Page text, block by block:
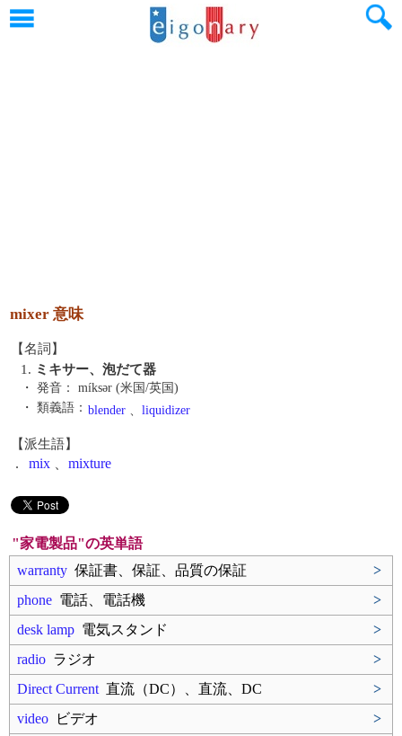
mixer 意味
【名詞】
1. ミキサー、泡だて器
・ 発音：
míksər (米国/英国)
・ 類義語： blender 、 liquidizer
【派生語】
. mix mixture
"家電製品"の英単語
warranty 保証書、保証、品質の保証
>
phone 電話、電話機
>
desk lamp 電気スタンド
>
radio ラジオ
>
Direct Current 直流（DC）、直流、DC
>
video ビデオ
>